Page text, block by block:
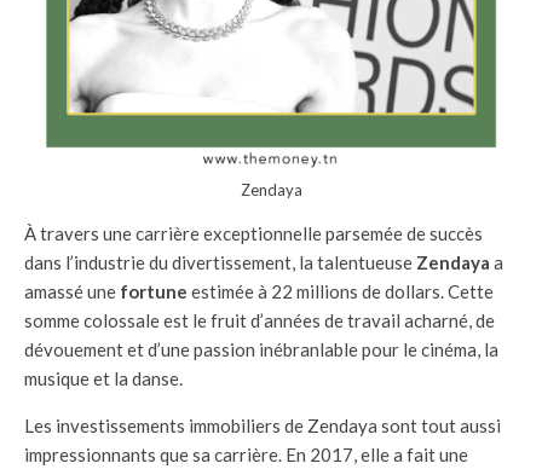
Zendaya
À travers une carrière exceptionnelle parsemée de succès
dans l’industrie du divertissement, la talentueuse Zendaya a
amassé une fortune estimée à 22 millions de dollars. Cette
somme colossale est le fruit d’années de travail acharné, de
dévouement et d’une passion inébranlable pour le cinéma, la
musique et la danse.
Les investissements immobiliers de Zendaya sont tout aussi
impressionnants que sa carrière. En 2017, elle a fait une